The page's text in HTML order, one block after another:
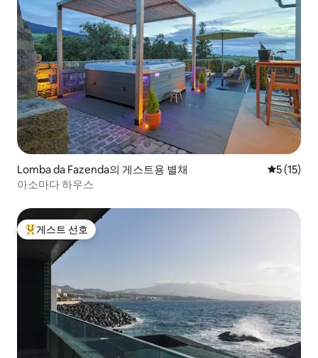
Lomba da Fazenda의 게스트용 별채 평점 5점
5 (15)
아소마다 하우스
상위 게스트 선호
게스트 선호